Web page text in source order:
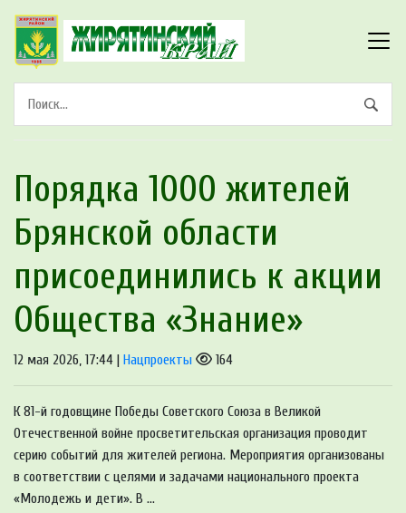
Порядка 1000 жителей
Брянской области
присоединились к акции
Общества «Знание»
12 мая 2026, 17:44 | Нацпроекты 164
К 81-й годовщине Победы Советского Союза в Великой
Отечественной войне просветительская организация проводит
серию событий для жителей региона. Мероприятия организованы
в соответствии с целями и задачами национального проекта
«Молодежь и дети». В ...